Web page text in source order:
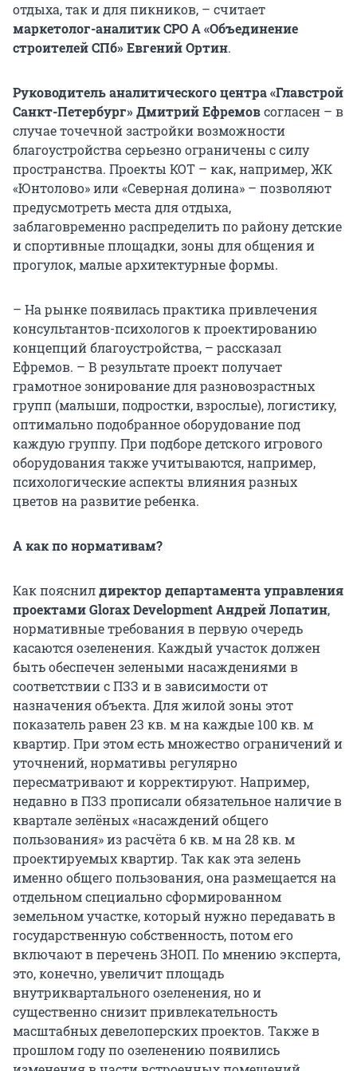
отдыха, так и для пикников, – считает
маркетолог-аналитик СРО А «Объединение
строителей СПб» Евгений Ортин.
Руководитель аналитического центра «Главстрой
Санкт-Петербург» Дмитрий Ефремовсогласен – в
случае точечной застройки возможности
благоустройства серьезно ограничены с силу
пространства. Проекты КОТ – как, например, ЖК
«Юнтолово» или «Северная долина» – позволяют
предусмотреть места для отдыха,
заблаговременно распределить по району детские
и спортивные площадки, зоны для общения и
прогулок, малые архитектурные формы.
– На рынке появилась практика привлечения
консультантов-психологов к проектированию
концепций благоустройства, – рассказал
Ефремов. – В результате проект получает
грамотное зонирование для разновозрастных
групп (малыши, подростки, взрослые), логистику,
оптимально подобранное оборудование под
каждую группу. При подборе детского игрового
оборудования также учитываются, например,
психологические аспекты влияния разных
цветов на развитие ребенка.
А как по нормативам?
Как пояснилдиректор департамента управления
проектами Glorax Development Андрей Лопатин,
нормативные требования в первую очередь
касаются озеленения. Каждый участок должен
быть обеспечен зелеными насаждениями в
соответствии с ПЗЗ и в зависимости от
назначения объекта. Для жилой зоны этот
показатель равен 23 кв. м на каждые 100 кв. м
квартир. При этом есть множество ограничений и
уточнений, нормативы регулярно
пересматривают и корректируют. Например,
недавно в ПЗЗ прописали обязательное наличие в
квартале зелёных «насаждений общего
пользования» из расчёта 6 кв. м на 28 кв. м
проектируемых квартир. Так как эта зелень
именно общего пользования, она размещается на
отдельном специально сформированном
земельном участке, который нужно передавать в
государственную собственность, потом его
включают в перечень ЗНОП. По мнению эксперта,
это, конечно, увеличит площадь
внутриквартального озеленения, но и
существенно снизит привлекательность
масштабных девелоперских проектов. Также в
прошлом году по озеленению появились